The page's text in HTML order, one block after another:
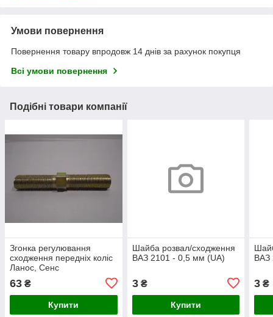
Умови повернення
Повернення товару впродовж 14 днів за рахунок покупця
Всі умови повернення
Подібні товари компанії
Згонка регулювання
сходження передніх коліс
Ланос, Сенс
63 ₴
Купити
Шайба розвал/сходження
ВАЗ 2101 - 0,5 мм (UA)
3₴
Купити
ВАЗ
3 ₴